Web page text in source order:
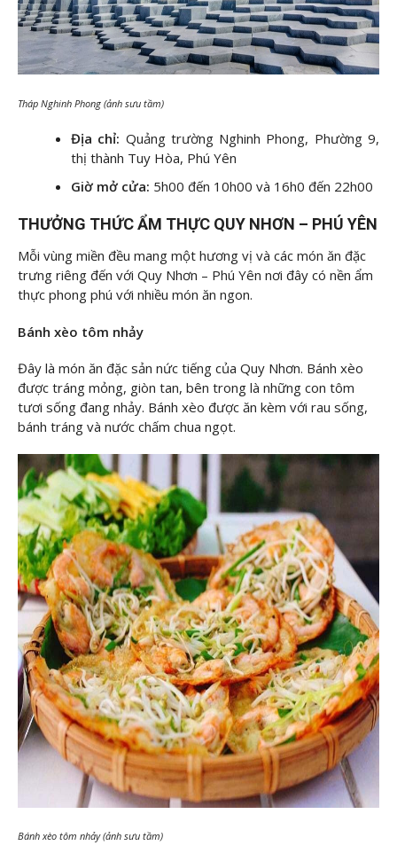
Tháp Nghinh Phong (ảnh sưu tầm)
Địa chỉ: Quảng trường Nghinh Phong, Phường 9,
thị thành Tuy Hòa, Phú Yên
Giờ mở cửa: 5h00 đến 10h00 và 16h0 đến 22h00
THƯỞNG THỨC ẨM THỰC QUY NHƠN – PHÚ YÊN
Mỗi vùng miền đều mang một hương vị và các món ăn đặc
trưng riêng đến với Quy Nhơn – Phú Yên nơi đây có nền ẩm
thực phong phú với nhiều món ăn ngon.
Bánh xèo tôm nhảy
Đây là món ăn đặc sản nức tiếng của Quy Nhơn. Bánh xèo
được tráng mỏng, giòn tan, bên trong là những con tôm
tươi sống đang nhảy. Bánh xèo được ăn kèm với rau sống,
bánh tráng và nước chấm chua ngọt.
Bánh xèo tôm nhảy (ảnh sưu tầm)